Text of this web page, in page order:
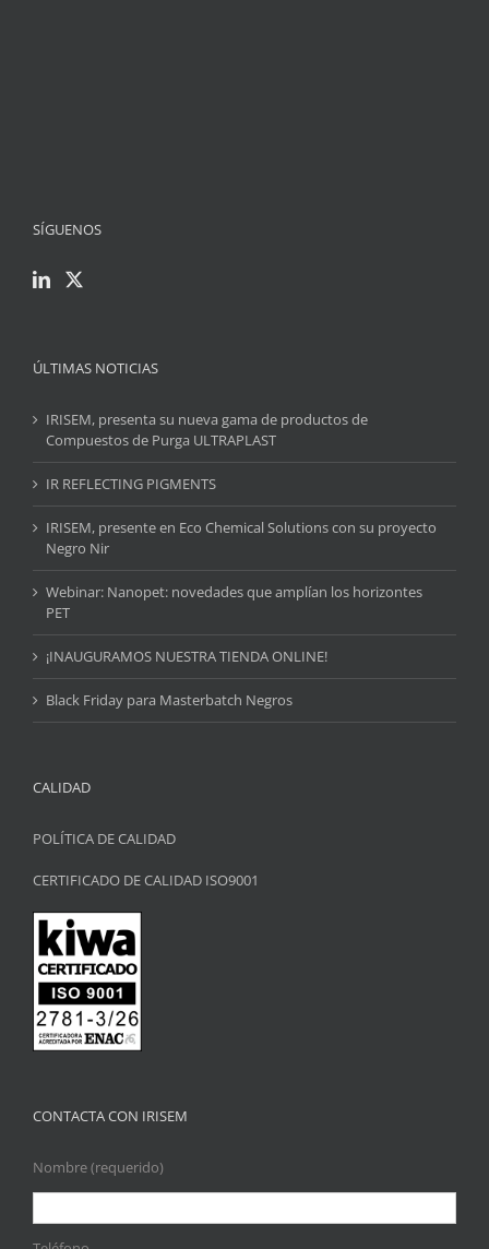
SÍGUENOS
ÚLTIMAS NOTICIAS
IRISEM, presenta su nueva gama de productos de
Compuestos de Purga ULTRAPLAST
IR REFLECTING PIGMENTS
IRISEM, presente en Eco Chemical Solutions con su proyecto
Negro Nir
Webinar: Nanopet: novedades que amplían los horizontes
PET
¡INAUGURAMOS NUESTRA TIENDA ONLINE!
Black Friday para Masterbatch Negros
CALIDAD
POLÍTICA DE CALIDAD
CERTIFICADO DE CALIDAD ISO9001
CONTACTA CON IRISEM
Nombre (requerido)